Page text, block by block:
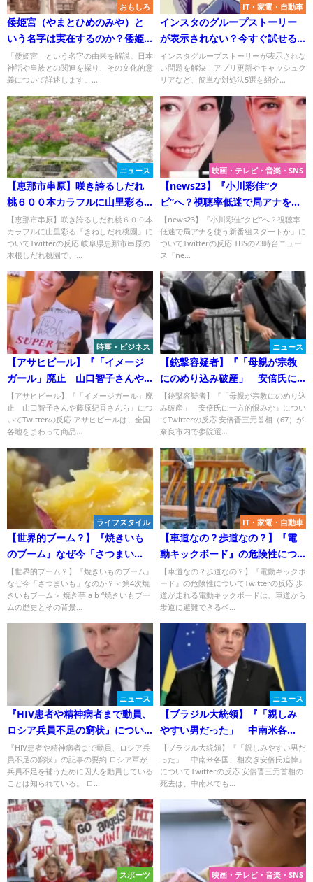
おもしろ
倭姫宮（やまとひめのみや）と
いう名字は実在するのか？倭姫
宮という名字の由来を探る！
「倭姫宮」という名字の由来を解説。日本
神話や皇族との関連を探り、その文化的意
義について詳述します。...
IT・家電・自動車
インスタのグループストーリー
が表示されない？今すぐ試せる5
つの解決方法
インスタグループストーリーが表示されな
い問題を解決！アプリ更新やキャッシュク
リアなど、簡単な対処法5選を紹介...
ニュース
【恵那市串原】咲き誇るしだれ
桃６００本カラフルに山里彩る
『きねしだれ桃園』
【恵那市串原】咲き誇るしだれ桃６００本
カラフルに山里彩る『きねしだれ桃園』に
ついてTwitterの反応 岐阜県恵那市串原の
木根しだれ桃園で、...
映画・テレビ・音楽・SNS
【news23】『小川彩佳“ク
ビ”へ？視聴率低迷で局アナを使
う新番組スタートか』について
Twitterの反応
【news23】『小川彩佳“クビ”へ？視聴率
低迷で局アナを使う新番組スタートか』に
ついてTwitterの反応 TBSの23時台ニュー
ス『ne...
時事・ビジネス
【アサヒビール】『「イメージ
ガール」廃止 山口智子さんや
藤原紀香さんら』について
Twitterの反応
【アサヒビール】『「イメージガール」廃
止 山口智子さんや藤原紀香さんら』につ
いてTwitterの反応 アサヒビールは、全国
各地をまわって商品...
ニュース
【銃撃容疑者】『「母親が宗教
にのめり込み破産」 安倍氏に
一方的恨みか』についてTwitter
の反応
【銃撃容疑者】『「母親が宗教にのめり込
み破産」 安倍氏に一方的恨みか』につい
てTwitterの反応 安倍晋三元首相（67）が
奈良市内で参院選...
ライフスタイル
【世界的ブーム？】『焼きいも
のブーム』なぜ今「さつまい
も」なのか？
【世界的ブーム？】『焼きいものブーム』
なぜ今「さつまいも」なのか？＜第4次焼
きいもブーム＞ 焼き芋 a b “焼きいもブー
ムの歴史とその背景...
IT・家電・自動車
【車道なの？歩道なの？】『電
動キックボード』の危険性につ
いてTwitterの反応
【車道なの？歩道なの？】『電動キックボ
ード』の危険性についてTwitterの反応 歩
道が走れる電動キックボードは、車道から
歩道に避難できるベ...
ニュース
『HIV患者や精神病者まで動員、
ロシア兵員不足の窮状』につい
てTwitterの反応
『HIV患者や精神病者まで動員、ロシア兵
員不足の窮状』の記事の要約 ロシア軍が
兵員不足を補うために囚人を動員している
ことは知られている。 ロ...
ニュース
【ブラジル大統領】『「親しみ
やすい男だった」 中南米各
国、相次ぎ安倍氏追悼』につい
てTwitterの反応
【ブラジル大統領】『「親しみやすい男だ
った」 中南米各国、相次ぎ安倍氏追悼』
についてTwitterの反応 安倍晋三元首相の
死去は、中南米でも...
スポーツ 映画・テレビ・音楽・SNS